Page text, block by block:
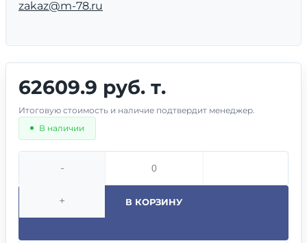
zakaz@m-78.ru
62609.9 руб. т.
Итоговую стоимость и наличие подтвердит менеджер.
В наличии
-
+ В КОРЗИНУ